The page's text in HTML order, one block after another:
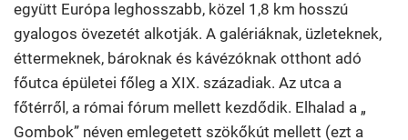
együtt Európa leghosszabb, közel 1,8 km hosszú
gyalogos övezetét alkotják. A galériáknak, üzleteknek,
éttermeknek, bároknak és kávézóknak otthont adó
főutca épületei főleg a XIX. századiak. Az utca a
főtérről, a római fórum mellett kezdődik. Elhalad a „
Gombok” néven emlegetett szökőkút mellett (ezt a